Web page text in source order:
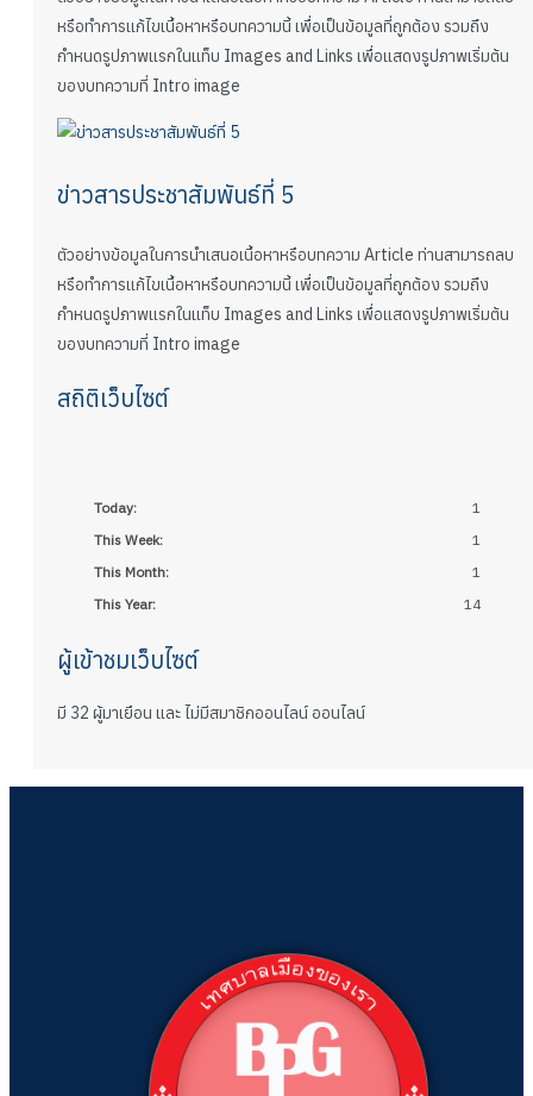
หรือทำการแก้ไขเนื้อหาหรือบทความนี้ เพื่อเป็นข้อมูลที่ถูกต้อง รวมถึง
กำหนดรูปภาพแรกในแท็บ Images and Links เพื่อแสดงรูปภาพเริ่มต้น
ของบทความที่ Intro image
ข่าวสารประชาสัมพันธ์ที่ 5
ตัวอย่างข้อมูลในการนำเสนอเนื้อหาหรือบทความ Article ท่านสามารถลบ
หรือทำการแก้ไขเนื้อหาหรือบทความนี้ เพื่อเป็นข้อมูลที่ถูกต้อง รวมถึง
กำหนดรูปภาพแรกในแท็บ Images and Links เพื่อแสดงรูปภาพเริ่มต้น
ของบทความที่ Intro image
สถิติเว็บไซต์
Today:
1
This Week:
1
This Month:
1
This Year:
14
ผู้เข้าชมเว็บไซต์
มี 32 ผู้มาเยือน และ ไม่มีสมาชิกออนไลน์ ออนไลน์